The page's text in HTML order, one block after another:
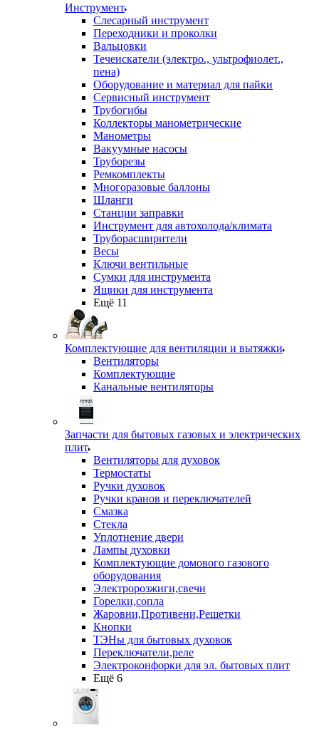
Инструмент
Слесарный инструмент
Переходники и проколки
Вальцовки
Течеискатели (электро., ультрофиолет.,
пена)
Оборудование и материал для пайки
Сервисный инструмент
Трубогибы
Коллекторы манометрические
Манометры
Вакуумные насосы
Труборезы
Ремкомплекты
Многоразовые баллоны
Шланги
Станции заправки
Инструмент для автохолода/климата
Труборасширители
Весы
Ключи вентильные
Сумки для инструмента
Ящики для инструмента
Ещё 11
Комплектующие для вентиляции и вытяжки
Вентиляторы
Комплектующие
Канальные вентиляторы
Запчасти для бытовых газовых и электрических
плит
Вентиляторы для духовок
Термостаты
Ручки духовок
Ручки кранов и переключателей
Смазка
Стекла
Уплотнение двери
Лампы духовки
Комплектующие домового газового
оборудования
Электророзжиги,свечи
Горелки,сопла
Жаровни,Противени,Решетки
Кнопки
ТЭНы для бытовых духовок
Переключатели,реле
Электроконфорки для эл. бытовых плит
Ещё 6